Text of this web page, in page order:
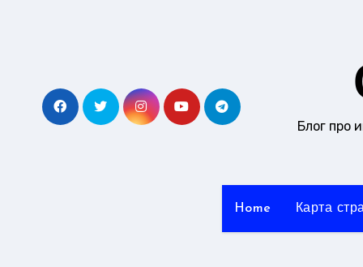
Блог про
Home Карта